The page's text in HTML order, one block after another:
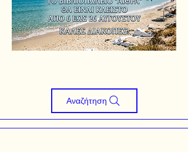
Αναζήτηση